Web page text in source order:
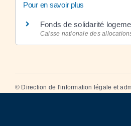
Pour en savoir plus
Fonds de solidarité
Caisse nationale des
© Direction de l'information légale et